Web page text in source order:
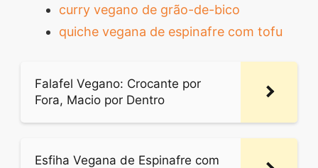
curry vegano de grão-de-bico
quiche vegana de espinafre com tofu
Falafel Vegano: Crocante por
Fora, Macio por Dentro
Esfiha Vegana de Espinafre com